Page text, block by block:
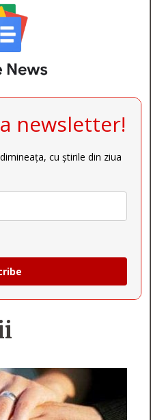
newsletter!
cu știrile din ziua